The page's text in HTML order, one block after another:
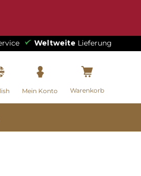
Weltweite Lieferung
Mein Konto Warenkorb